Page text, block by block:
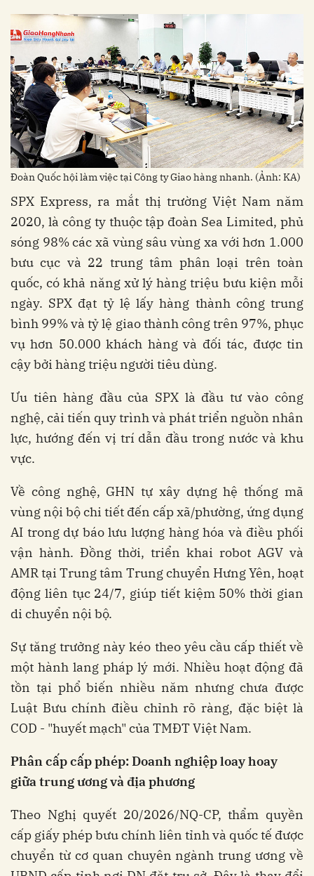
Đoàn Quốc hội làm việc tại Công ty Giao hàng nhanh. (Ảnh: KA)
SPX Express, ra mắt thị trường Việt Nam năm
2020, là công ty thuộc tập đoàn Sea Limited, phủ
sóng 98% các xã vùng sâu vùng xa với hơn 1.000
bưu cục và 22 trung tâm phân loại trên toàn
quốc, có khả năng xử lý hàng triệu bưu kiện mỗi
ngày. SPX đạt tỷ lệ lấy hàng thành công trung
bình 99% và tỷ lệ giao thành công trên 97%, phục
vụ hơn 50.000 khách hàng và đối tác, được tin
cậy bởi hàng triệu người tiêu dùng.
Ưu tiên hàng đầu của SPX là đầu tư vào công
nghệ, cải tiến quy trình và phát triển nguồn nhân
lực, hướng đến vị trí dẫn đầu trong nước và khu
vực.
Về công nghệ, GHN tự xây dựng hệ thống mã
vùng nội bộ chi tiết đến cấp xã/phường, ứng dụng
AI trong dự báo lưu lượng hàng hóa và điều phối
vận hành. Đồng thời, triển khai robot AGV và
AMR tại Trung tâm Trung chuyển Hưng Yên, hoạt
động liên tục 24/7, giúp tiết kiệm 50% thời gian
di chuyển nội bộ.
Sự tăng trưởng này kéo theo yêu cầu cấp thiết về
một hành lang pháp lý mới. Nhiều hoạt động đã
tồn tại phổ biến nhiều năm nhưng chưa được
Luật Bưu chính điều chỉnh rõ ràng, đặc biệt là
COD - "huyết mạch" của TMĐT Việt Nam.
Phân cấp cấp phép: Doanh nghiệp loay hoay
giữa trung ương và địa phương
Theo Nghị quyết 20/2026/NQ-CP, thẩm quyền
cấp giấy phép bưu chính liên tỉnh và quốc tế được
chuyển từ cơ quan chuyên ngành trung ương về